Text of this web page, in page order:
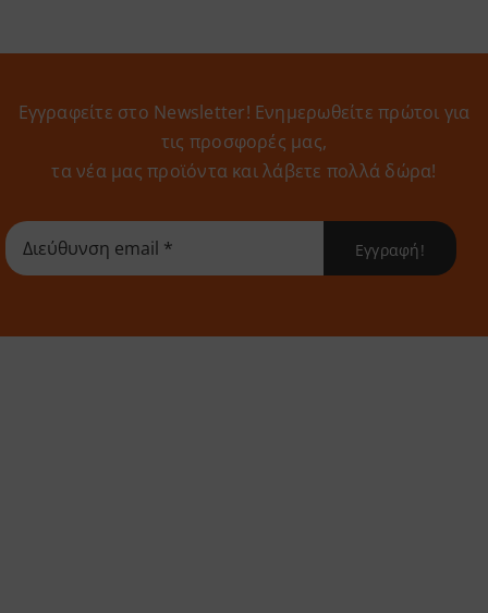
Εγγραφείτε στο Newsletter! Eνημερωθείτε πρώτοι για
τις προσφορές μας,
τα νέα μας προϊόντα και λάβετε πολλά δώρα!
Εγγραφή!